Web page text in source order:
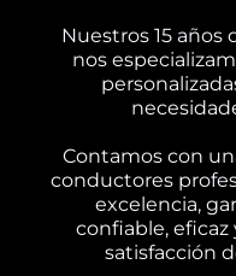
Nuestros 15 años
nos
Contamos con
conductores
excelencia,
confiable,
satisfacción